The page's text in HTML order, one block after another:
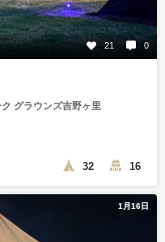
21 0
グラウンズ吉野ヶ里
32 16
1月16日